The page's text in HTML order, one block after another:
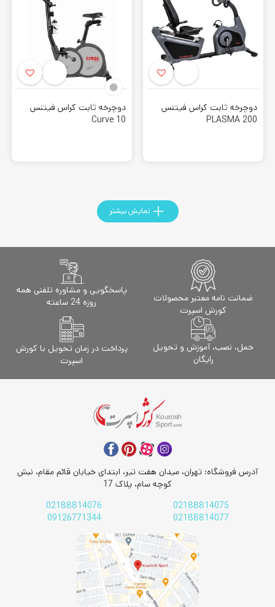
دوچرخه ثابت کراس فیتنس
PLASMA 200
دوچرخه ثابت کراس فیتنس
Curve 10
نمایش بیشتر
ضمانت نامه معتبر محصولات
کورش اسپرت
پاسخگویی و مشاوره تلفنی همه
روزه 24 ساعته
حمل، نصب، آموزش و تحویل
رایگان
پرداخت در زمان تحویل با کورش
اسپرت
آدرس فروشگاه: تهران، میدان هفت تیر، ابتدای خیابان قائم مقام، نبش
کوچه سام، پلاک 17
02188814075
02188814076
02188814077
09126771344